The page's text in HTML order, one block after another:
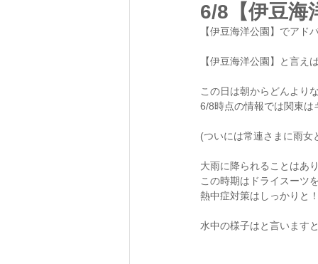
6/8【伊豆海
【伊豆海洋公園】でアド
【伊豆海洋公園】と言え
この日は朝からどんより
6/8時点の情報では関東は
(ついには常連さまに雨
大雨に降られることはあ
この時期はドライスーツ
熱中症対策はしっかりと
水中の様子はと言います